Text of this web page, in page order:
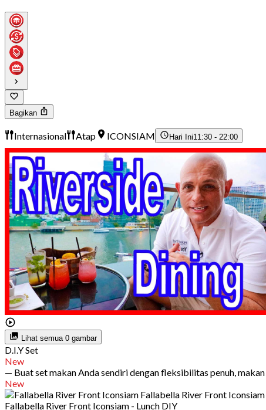
Bagikan
Internasional Atap ICONSIAM Hari Ini11:30 - 22:00
Lihat semua 0 gambar
D.I.Y Set
New
— Buat set makan Anda sendiri dengan fleksibilitas penuh,
New
Fallabella River Front Iconsiam - Lunch DIY